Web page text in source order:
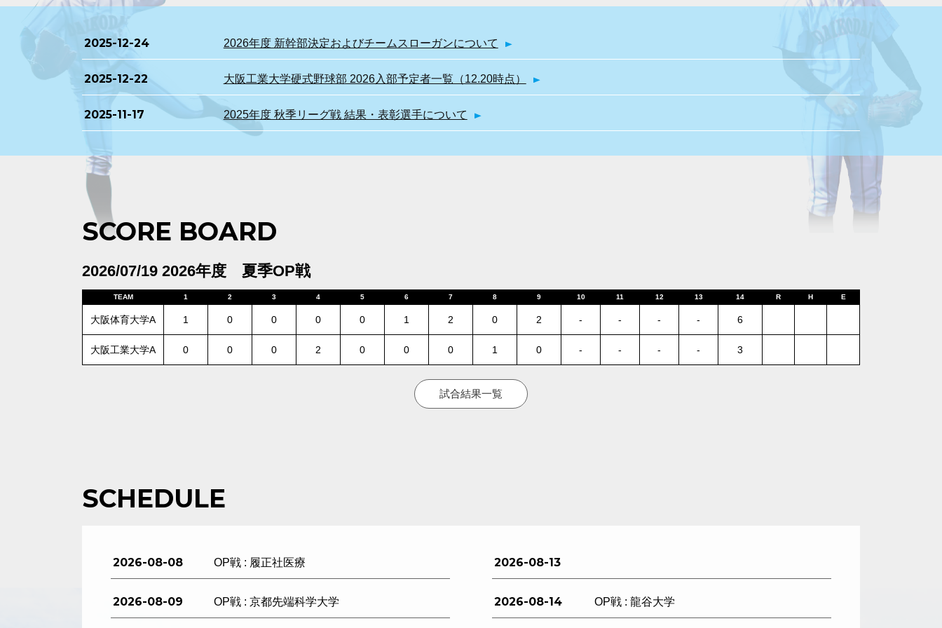
2025-12-24 2026年度 新幹部決定およびチームスローガンについて
2025-12-22 大阪工業大学硬式野球部 2026入部予定者一覧（12.20時点）
2025-11-17 2025年度 秋季リーグ戦 結果・表彰選手について
SCORE BOARD
2026/07/19 2026年度 夏季OP戦
TEAM 1 2 3 4 5 6 7 8 9 10 11 12 13 14 R H E
大阪体育大学A 1 0 0 0 0 1 2 0 2 - - - - 6
大阪工業大学A 0 0 0 2 0 0 0 1 0 - - - - 3
試合結果一覧
SCHEDULE
2026-08-08 OP戦 : 履正社医療
2026-08-09 OP戦 : 京都先端科学大学
2026-08-13
2026-08-14 OP戦 : 龍谷大学